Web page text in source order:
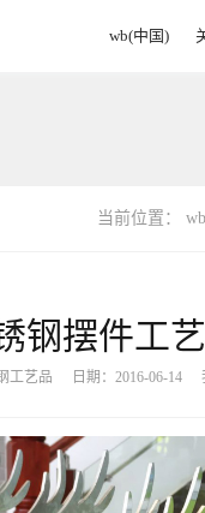
wb(中国)
当前位置：
钢摆件工
工艺品 日期：2016-06-14